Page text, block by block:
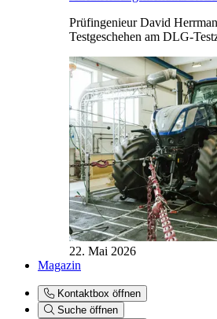
Prüfingenieur David
Testgeschehen am DLG-
22. Mai 2026
Magazin
Kontaktbox öffnen
Suche öffnen